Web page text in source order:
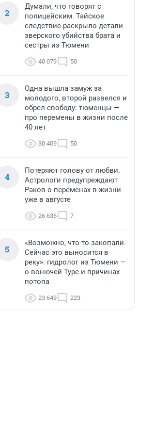
2
Думали, что говорят с
полицейским. Тайское
следствие раскрыло детали
зверского убийства брата и
сестры из Тюмени
40 079 50
3
Одна вышла замуж за
молодого, второй развелся и
обрел свободу: тюменцы —
про перемены в жизни после
40 лет
30 409 50
4
Потеряют голову от любви.
Астрологи предупреждают
Раков о переменах в жизни
уже в августе
26 636 7
5
«Возможно, что-то закопали.
Сейчас это выносится в
реку»: гидролог из Тюмени —
о вонючей Туре и причинах
потопа
23 649 223